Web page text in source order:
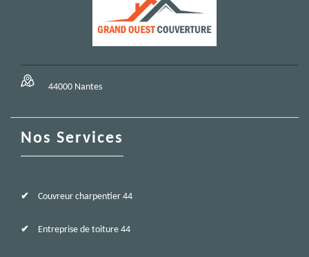
44000 Nantes
Nos Services
Couvreur charpentier 44
Entreprise de toiture 44